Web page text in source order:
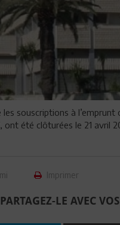
souscriptions à
ont été clôturées le 21 avril
Imprimer
LE AVEC